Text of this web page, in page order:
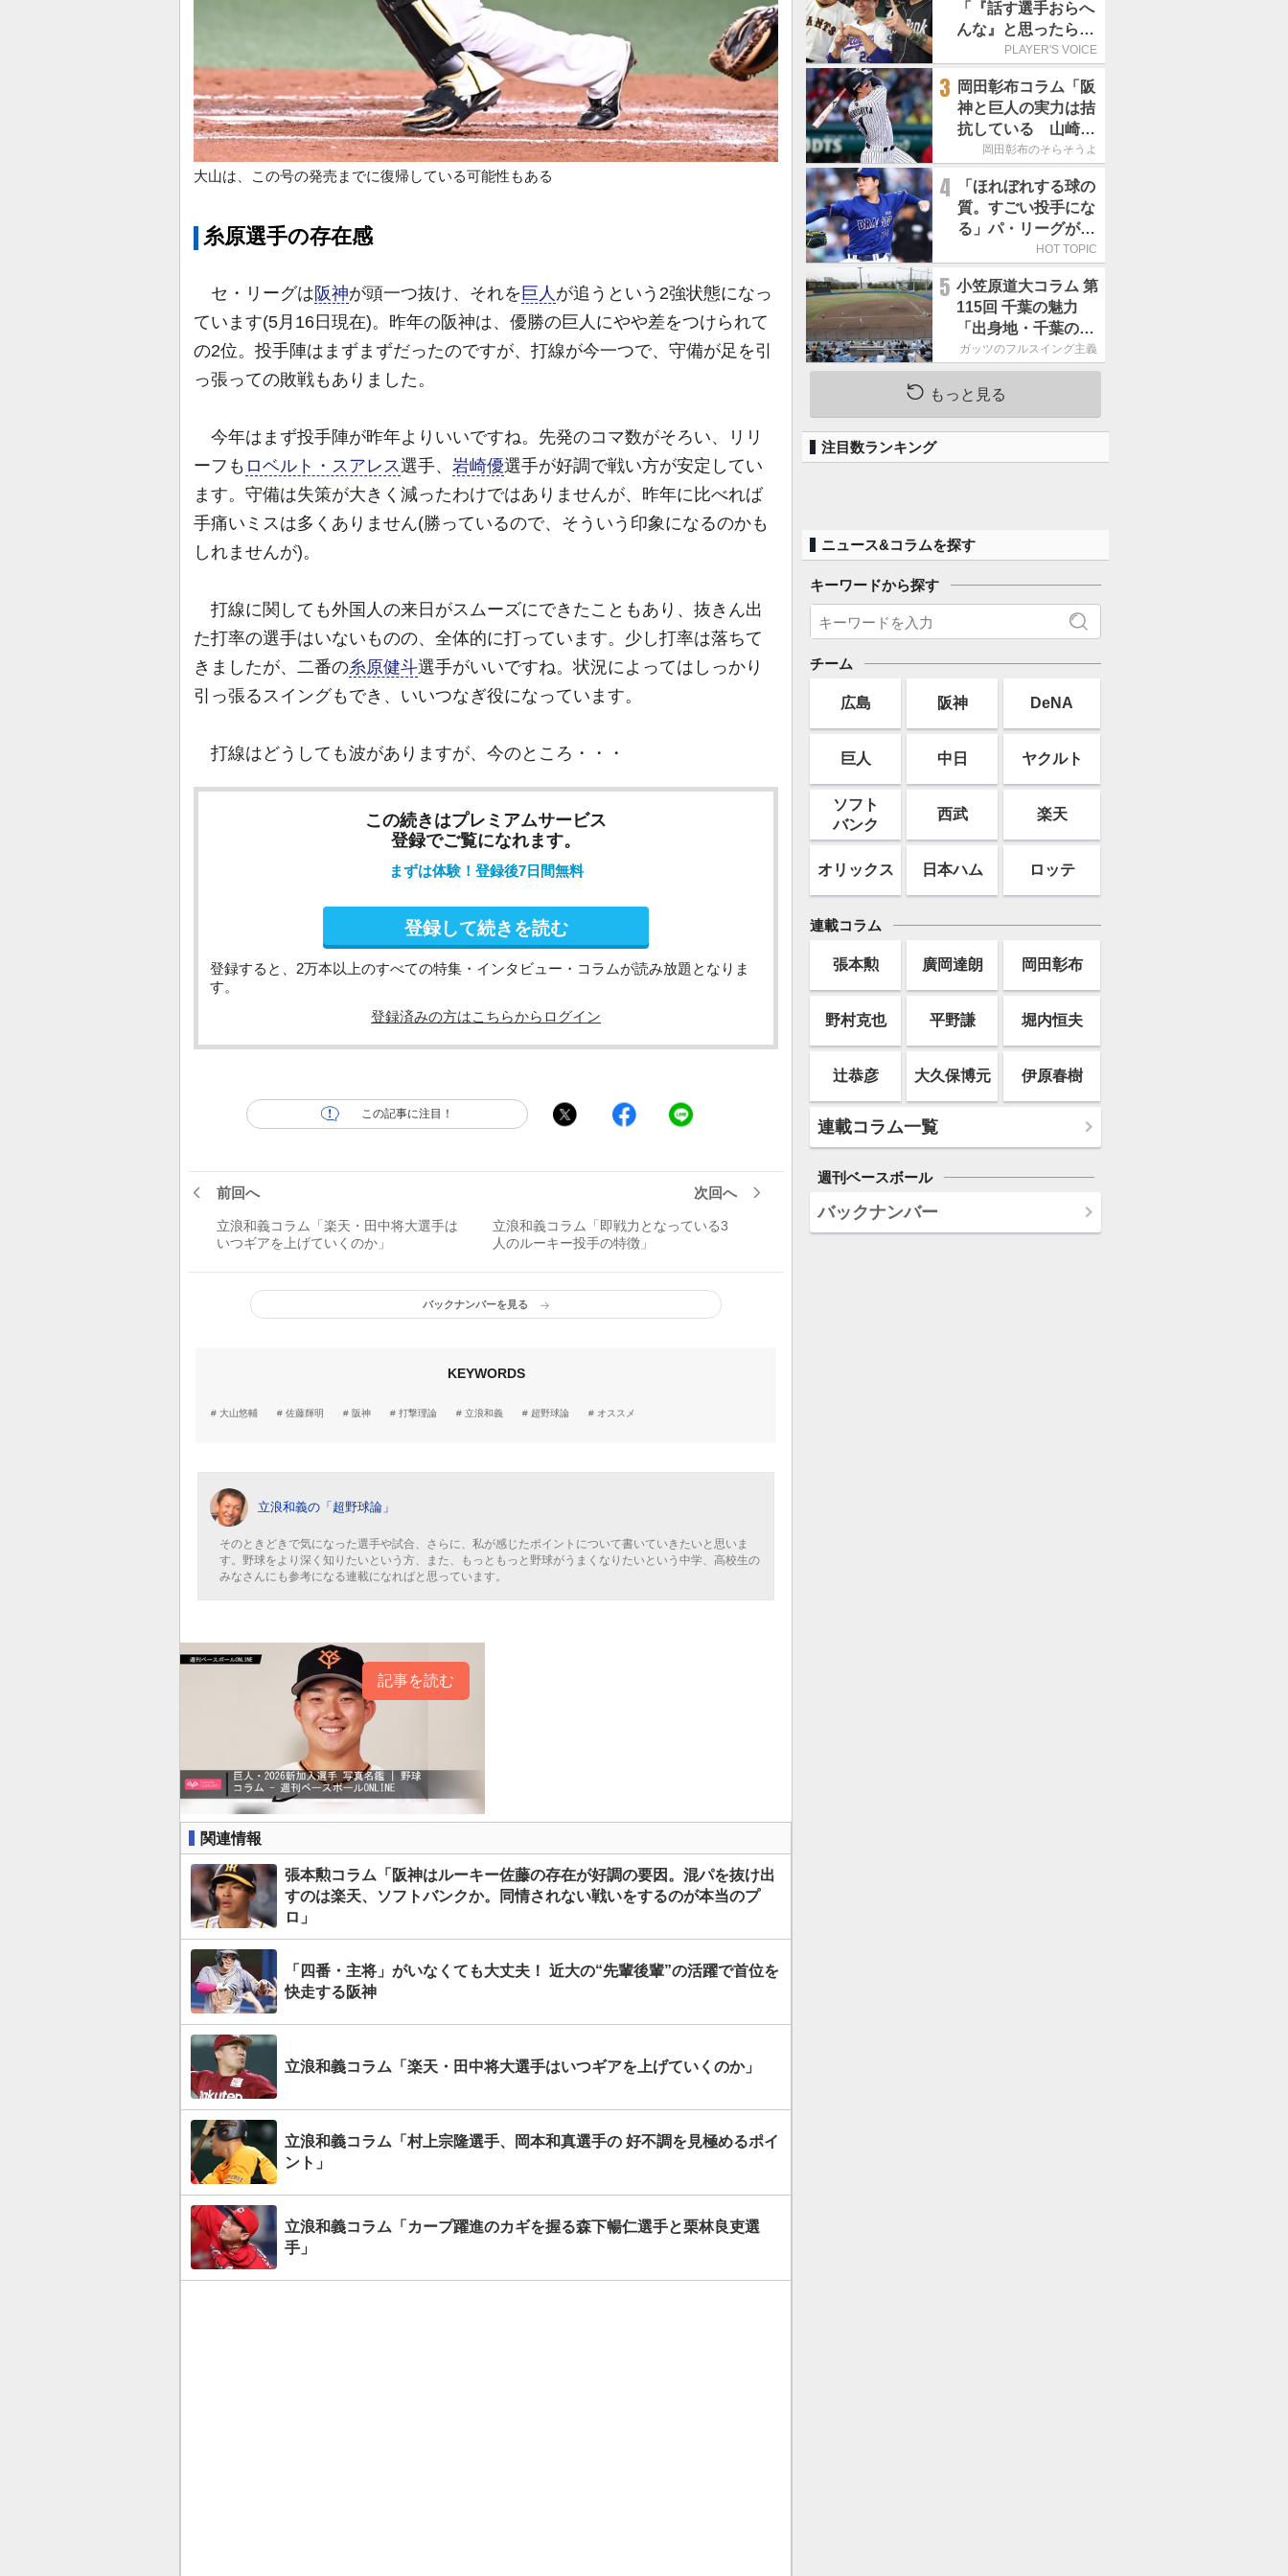
大山は、この号の発売までに復帰している可能性もある
糸原選手の存在感
セ・リーグは 阪神が頭一つ抜け、それを 巨人 が追うという2強状態になっ
ています(5月16日現在)。昨年の阪神は、優勝の巨人にやや差をつけられて
の2位。投手陣はまずまずだったのですが、打線が今一つで、守備が足を引
っ張っての敗戦もありました。
今年はまず投手陣が昨年よりいいですね。先発のコマ数がそろい、リリ
ーフも ロベルト・スアレス選手、 岩崎優選手が好調で戦い方が安定してい
ます。守備は失策が大きく減ったわけではありませんが、昨年に比べれば
手痛いミスは多くありません(勝っているので、そういう印象になるのかも
しれませんが)。
打線に関しても外国人の来日がスムーズにできたこともあり、抜きん出
た打率の選手はいないものの、全体的に打っています。少し打率は落ちて
きましたが、二番の糸原健斗選手がいいですね。状況によってはしっかり
引っ張るスイングもでき、いいつなぎ役になっています。
打線はどうしても波がありますが、今のところ・・・
この続きはプレミアムサービス
登録でご覧になれます。
まずは体験！登録後7日間無料
登録して続きを読む
登録すると、2万本以上のすべての特集・インタビュー・コラムが読み放題となりま
す。
登録済みの方はこちらからログイン
この記事に注目！
前回へ
立浪和義コラム「楽天・田中将大選手は
いつギアを上げていくのか」
次回へ
立浪和義コラム「即戦力となっている3
人のルーキー投手の特徴」
バックナンバーを見る
KEYWORDS
大山悠輔 佐藤輝明 阪神 打撃理論 立浪和義 超野球論 オススメ
立浪和義の「超野球論」
そのときどきで気になった選手や試合、さらに、私が感じたポイントについて書いていきたいと思いま
す。野球をより深く知りたいという方、また、もっともっと野球がうまくなりたいという中学、高校生の
みなさんにも参考になる連載になればと思っています。
記事を読む
関連情報
張本勲コラム「阪神はルーキー佐藤の存在が好調の要因。混パを抜け出
すのは楽天、ソフトバンクか。同情されない戦いをするのが本当のプ
ロ」
「四番・主将」がいなくても大丈夫！ 近大の“先輩後輩”の活躍で首位を
快走する阪神
立浪和義コラム「楽天・田中将大選手はいつギアを上げていくのか」
立浪和義コラム「村上宗隆選手、岡本和真選手の 好不調を見極めるポイ
ント」
立浪和義コラム「カープ躍進のカギを握る森下暢仁選手と栗林良吏選
手」
「『話す選手おらへ
んな』と思ったら坂
本勇人が来た！」／
PLAYER'S VOICE
3
岡田彰布コラム「阪
神と巨人の実力は拮
抗している 山崎、
小笠原の存在は大き
岡田彰布のそらそうよ
4
「ほれぼれする球の
質。すごい投手にな
る」パ・リーグが驚
いた「中日の左腕」
HOT TOPIC
5 小笠原道大コラム 第
115回 千葉の魅力
「出身地・千葉の話
の続き。昔から野球
熱の高い土地柄で
す」
ガッツのフルスイング主義
もっと見る
注目数ランキング
ニュース&コラムを探す
キーワードから探す
チーム
広島 阪神 DeNA
巨人 中日 ヤクルト
ソフト
バンク
西武 楽天
オリックス 日本ハム ロッテ
連載コラム
張本勲 廣岡達朗 岡田彰布
野村克也 平野謙 堀内恒夫
辻恭彦 大久保博元 伊原春樹
連載コラム一覧
週刊ベースボール
バックナンバー